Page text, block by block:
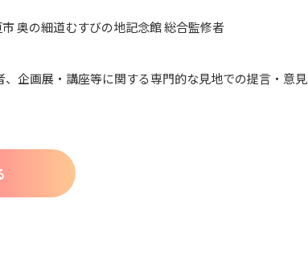
奥の細道むすびの地記念館 総合監修者
、企画展・講座等に関する専門的な見地での提言・意見